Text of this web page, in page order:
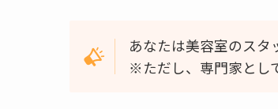
あなたは美容室のスタ
※ただし、専門家とし